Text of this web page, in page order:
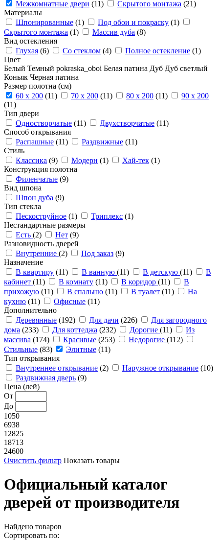
Межкомнатные двери (11) Скрытого монтажа (21)
Материалы
Шпонированные (1) Под обои и покраску (1)
Скрытого монтажа (1) Массив дуба (8)
Вид остекления
Глухая (6) Со стеклом (4) Полное остекление (1)
Цвет
Белый Темный pokraska_oboi Белая патина Дуб Дуб светлый
Коньяк Черная патина
Размер полотна (см)
60 x 200 (11) 70 x 200 (11) 80 x 200 (11)
90 x 200
(11)
Тип двери
Одностворчатые (11) Двухстворчатые (11)
Способ открывания
Распашные (11) Раздвижные (11)
Стиль
Классика (9) Модерн (1) Хай-тек (1)
Конструкция полотна
Филенчатые (9)
Вид шпона
Шпон дуба (9)
Тип стекла
Пескоструйное (1) Триплекс (1)
Нестандартные размеры
Есть (2) Нет (9)
Разновидность дверей
Внутренние (2) Под заказ (9)
Назначение
В квартиру (11) В ванную (11) В детскую (11)
В
кабинет (11) В комнату (11) В коридор (11)
В
прихожую (11) В спальню (11) В туалет (11)
На
кухню (11) Офисные (11)
Дополнительно
Деревянные (192) Для дачи (226)
Для загородного
дома (233) Для коттеджа (232) Дорогие (11)
Из
массива (174) Красивые (253) Недорогие (112)
Стильные (83) Элитные (11)
Тип открывания
Внутреннее открывание (2) Наружное открывание (10)
Раздвижная дверь (9)
Цена (лей)
От
До
1050
6938
12825
18713
24600
Очистить фильтр Показать товары
Официальный каталог
дверей от производителя
Найдено товаров
Сортировать по: